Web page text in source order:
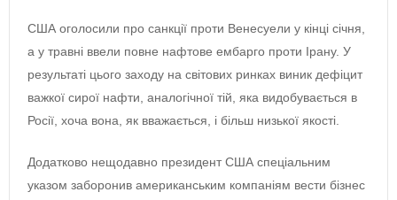
США оголосили про санкції проти Венесуели у кінці січня,
а у травні ввели повне нафтове ембарго проти Ірану. У
результаті цього заходу на світових ринках виник дефіцит
важкої сирої нафти, аналогічної тій, яка видобувається в
Росії, хоча вона, як вважається, і більш низької якості.
Додатково нещодавно президент США спеціальним
указом заборонив американським компаніям вести бізнес